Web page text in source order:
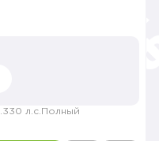
330 л.с. Полный